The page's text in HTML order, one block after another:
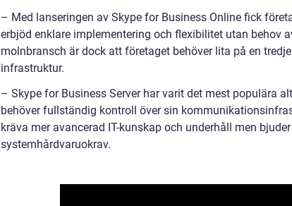
– Med lanseringen av Skype for Business Online fick
erbjöd enklare implementering och flexibilitet utan behov
molnbransch är dock att företaget behöver lita på en
infrastruktur.
– Skype for Business Server har varit det mest populära
behöver fullständig kontroll över sin
kräva mer avancerad IT-kunskap och underhåll men
systemhårdvaruokrav.